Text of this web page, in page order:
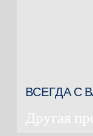
ВСЕГДА С
Другая